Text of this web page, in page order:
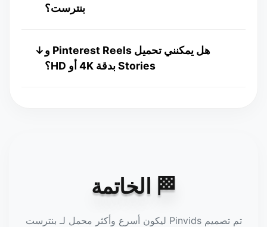
بنترست؟
نعم! يمكنك تحميل الـ Pins والأعمال الفنية
واللوحات باستخدام Pinvids.
هل يمكنني تحميل Pinterest Reels و
Stories بدقة 4K أو HD؟
↓
🏁 الخاتمة
تم تصميم Pinvids ليكون أسرع وأكثر محمل لـ بنترست